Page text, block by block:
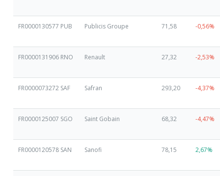
FR0000130577 PUB Publicis Groupe 71,58 -0,56%
FR0000131906 RNO Renault 27,32 -2,53%
FR0000073272 SAF Safran 293,20 -4,37%
FR0000125007 SGO Saint Gobain 68,32 -4,47%
FR0000120578 SAN Sanofi 78,15 2,67%